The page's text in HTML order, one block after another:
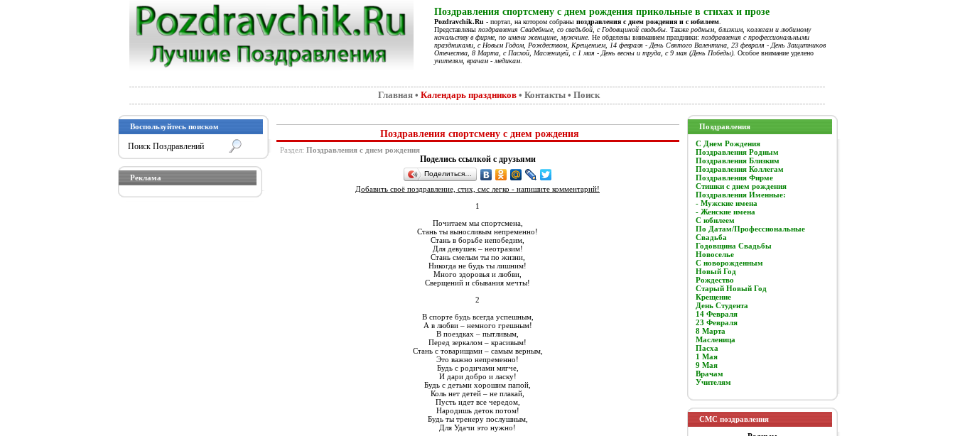
Поздравления спортсмену с днем рождения прикольные в стихах и прозе
Pozdravchik.Ru - портал, на котором собраны поздравления с днем рождения и с юбилеем
Представлены поздравления Свадебные, со свадьбой, с Годовщиной свадьбы . Также родным, близким, коллегам и любимому
начальству в фирме, по имени женщине, мужчине. Не обделены вниманием праздники: поздравления с профессиональными
праздниками, с Новым Годом, Рождеством, Крещением, 14 февраля - День Святого Валентина, 23 февраля - День Защитников
Отечества, 8 Марта, с Пасхой, Масленицей, с 1 мая - День весны и труда, с 9 мая (День Победы). Особое внимание уделено
учителям, врачам - медикам
Главная • Календарь праздников • Контакты • Поиск
Воспользуйтесь поиском
Реклама
Поздравления спортсмену с днем рождения
Раздел: Поздравления с днем рождения
Поделись ссылкой с друзьями
Поделиться…
Добавить своё поздравление, стих, смс легко - напишите комментарий!
1
Почитаем мы спортсмена,
Стань ты выносливым непременно!
Стань в борьбе непобедим,
Для девушек – неотразим!
Стань смелым ты по жизни,
Никогда не будь ты лишним!
Много здоровья и любви,
Сверщений и сбывания мечты!
2
В спорте будь всегда успешным,
А в любви – немного грешным!
В поездках – пытливым,
Перед зеркалом – красивым!
Стань с товарищами – самым верным,
Это важно непременно!
Будь с родичами мягче,
И дари добро и ласку!
Будь с детьми хорошим папой,
Коль нет детей – не плакай,
Пусть идет все чередом,
Народишь деток потом!
Будь ты тренеру послушным,
Для Удачи это нужно!
Поздравления
C Днем Рождения
Поздравления Родным
Поздравления Близким
Поздравления Коллегам
Поздравления Фирме
Стишки с днем рождения
Поздравления Именные:
- Мужские имена
- Женские имена
С юбилеем
По Датам/Профессиональные
Свадьба
Годовщина Свадьбы
Новоселье
С новорожденным
Новый Год
Рождество
Старый Новый Год
Крещение
День Студента
14 Февраля
23 Февраля
8 Марта
Масленица
Пасха
1 Мая
9 Мая
Врачам
Учителям
СМС поздравления